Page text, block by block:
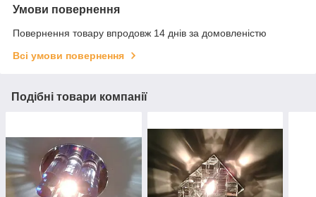
Умови повернення
Повернення товару впродовж 14 днів за домовленістю
Всі умови повернення
Подібні товари компанії